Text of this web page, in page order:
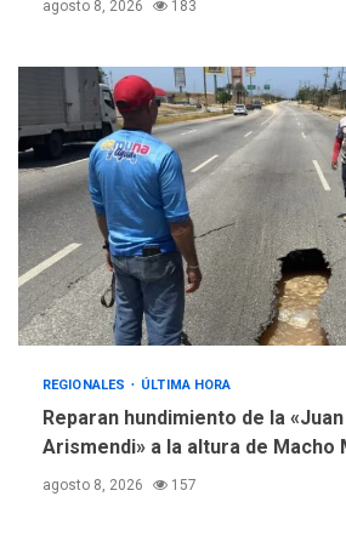
agosto 8, 2026 183
REGIONALES ÚLTIMA HORA
Reparan hundimiento de la
Arismendi» a la altura de Macho
agosto 8, 2026 157